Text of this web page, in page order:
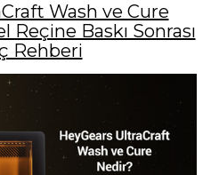
Wash ve Cure
Reçine Baskı Sonrası
Rehberi